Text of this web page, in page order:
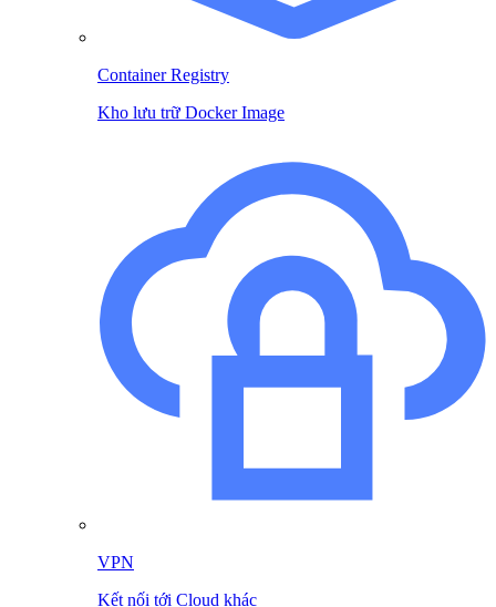
Container Registry
Kho lưu trữ Docker Image
VPN
Kết nối tới Cloud khác